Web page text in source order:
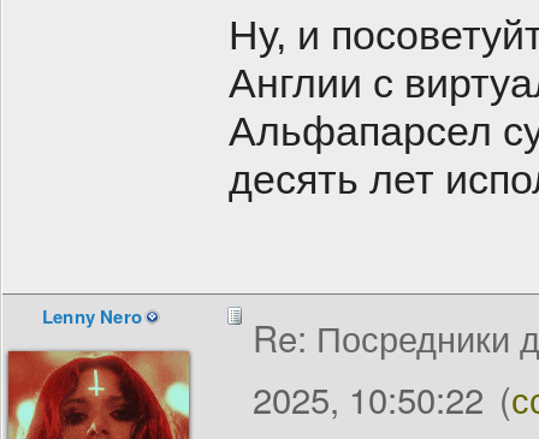
Ну, и
Англии с
Альфапарсел
десять лет
Lenny Nero
Re: Посредники
2025, 10:50:22 (